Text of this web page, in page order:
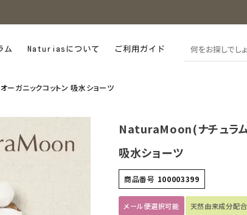
ム Naturiasについて ご利用ガイド
ガニックコットン 吸水ショーツ
NaturaMoon(ナチュラム
吸水ショーツ
商品番号 100003399
メール便選択可能 天然由来成分配合